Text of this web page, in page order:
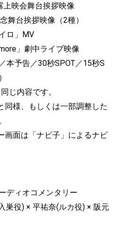
上映会舞台挨拶映像
舞台挨拶映像（2種）
ロ」MV
」劇中ライブ映像
本予告／30秒SPOT／15秒S
じ内容です。
様、もしくは一部調整した
画面は「ナビ子」によるナビ
ディオコメンタリー
巣役) × 平祐奈(ルカ役) × 阪元